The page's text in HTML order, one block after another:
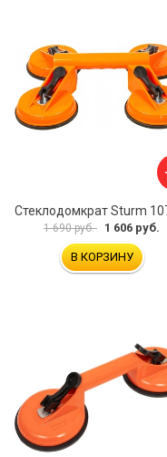
1 690 руб. 1 606 руб.
В КОРЗИНУ